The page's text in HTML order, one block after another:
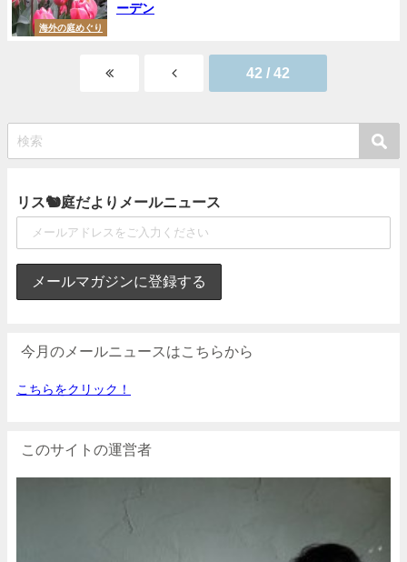
海外の庭めぐり
ーデン
42 / 42
リス🐿庭だよりメールニュース
今月のメールニュースはこちらから
こちらをクリック！
このサイトの運営者